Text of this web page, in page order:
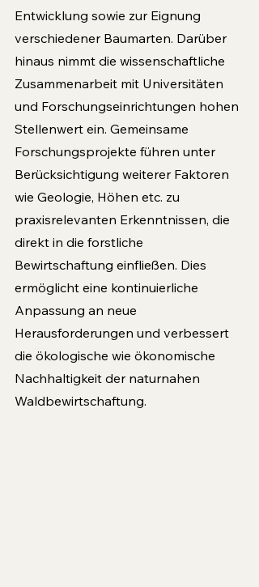
Entwicklung sowie zur Eignung
verschiedener Baumarten. Darüber
hinaus nimmt die wissenschaftliche
Zusammenarbeit mit Universitäten
und Forschungseinrichtungen hohen
Stellenwert ein. Gemeinsame
Forschungsprojekte führen unter
Berücksichtigung weiterer Faktoren
wie Geologie, Höhen etc. zu
praxisrelevanten Erkenntnissen, die
direkt in die forstliche
Bewirtschaftung einfließen. Dies
ermöglicht eine kontinuierliche
Anpassung an neue
Herausforderungen und verbessert
die ökologische wie ökonomische
Nachhaltigkeit der naturnahen
Waldbewirtschaftung.